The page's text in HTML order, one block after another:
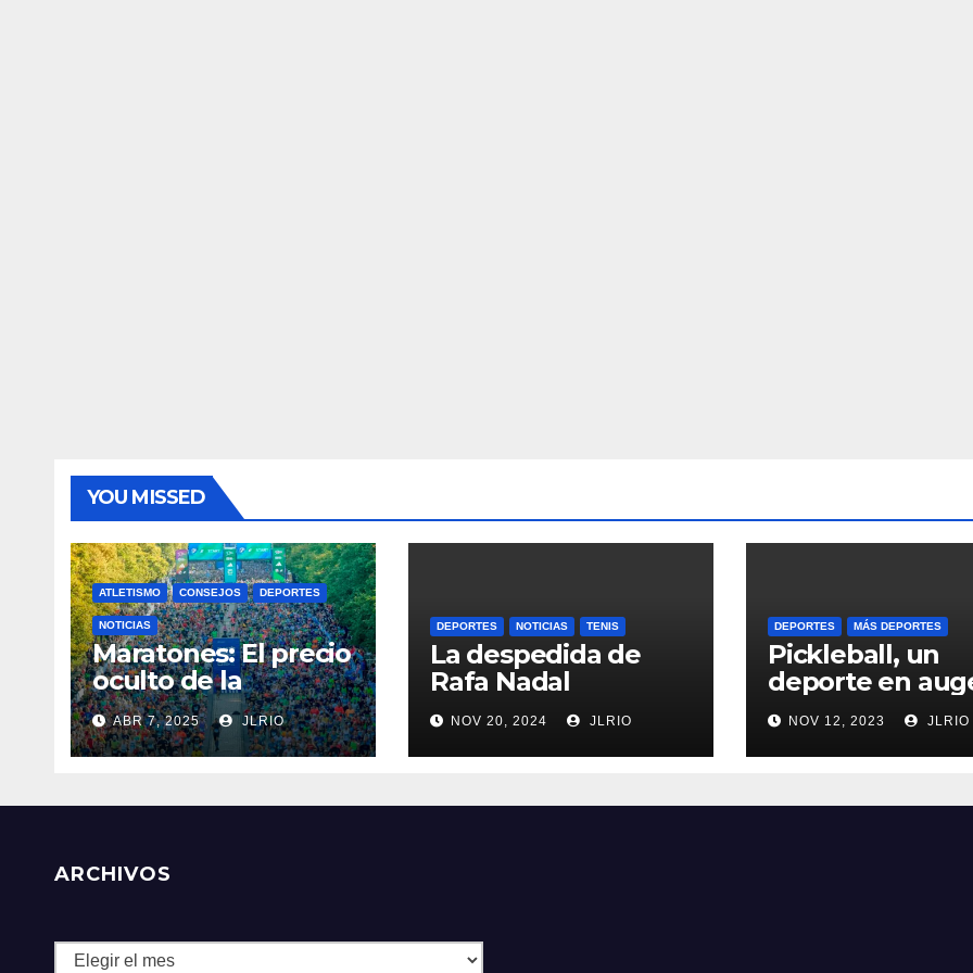
YOU MISSED
ATLETISMO CONSEJOS DEPORTES
NOTICIAS
Maratones: El precio
oculto de la
resistencia
ABR 7, 2025 JLRIO
DEPORTES NOTICIAS TENIS
La despedida de
Rafa Nadal
NOV 20, 2024 JLRIO
DEPORTES MÁS DEPORTES
Pickleball, un
deporte en
NOV 12, 2023 JLRIO
ARCHIVOS
Archivos